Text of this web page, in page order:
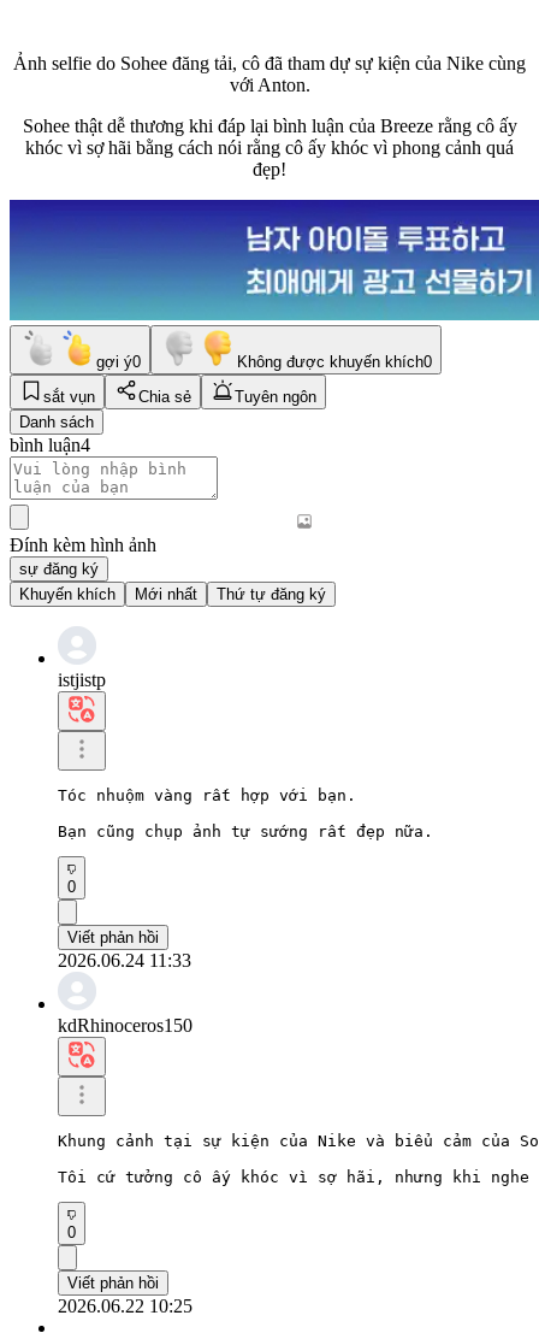
Ảnh selfie do Sohee đăng tải, cô đã tham dự sự kiện của Nike cùng
với Anton.
Sohee thật dễ thương khi đáp lại bình luận của Breeze rằng cô ấy
khóc vì sợ hãi bằng cách nói rằng cô ấy khóc vì phong cảnh quá
đẹp!
gợi ý0 Không được khuyến khích0
sắt vụn
Chia sẻ
Tuyên ngôn
Danh sách
bình luận4
Đính kèm hình ảnh
sự đăng ký
Khuyến khích
Mới nhất Thứ tự đăng ký
istjistp
Tóc nhuộm vàng rất hợp với bạn.
Bạn cũng chụp ảnh tự sướng rất đẹp nữa.
0
Viết phản hồi
2026.06.24 11:33
kdRhinoceros150
Khung cảnh tại sự kiện của Nike và biểu cảm của
Tôi cứ tưởng cô ấy khóc vì sợ hãi, nhưng khi
0
Viết phản hồi
2026.06.22 10:25